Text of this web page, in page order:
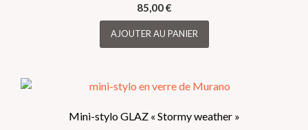
85,00€
AJOUTER AU PANIER
Mini-stylo GLAZ « Stormy weather »